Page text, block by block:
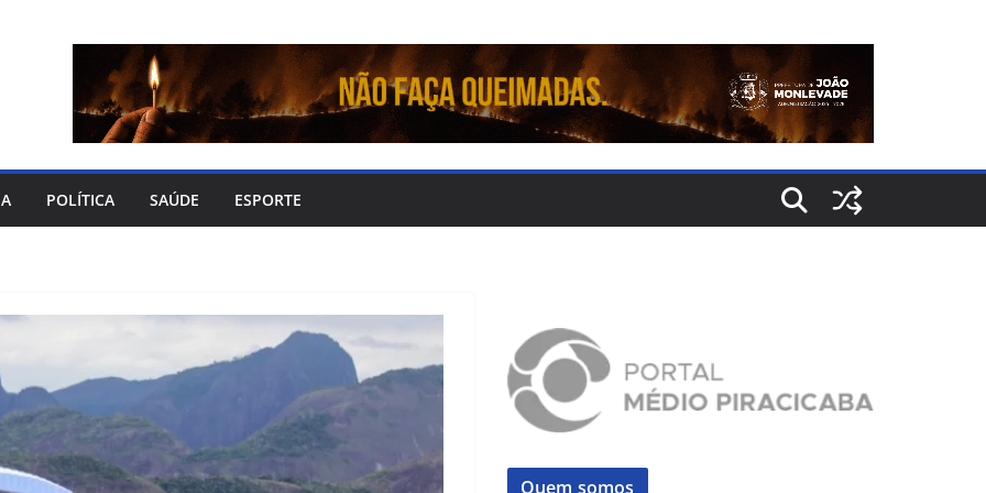
POLÍTICA SAÚDE ESPORTE
Quem somos